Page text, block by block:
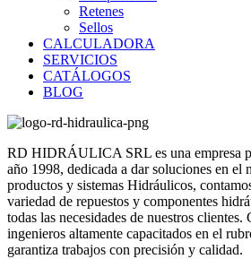
Retenes
Sellos
CALCULADORA
SERVICIOS
CATÁLOGOS
BLOG
RD HIDRÁULICA SRL es una empresa
año 1998, dedicada a dar soluciones en el
productos y sistemas Hidráulicos,
variedad de repuestos y componentes
todas las necesidades de nuestros
ingenieros altamente capacitados en el
garantiza trabajos con precisión y calidad.